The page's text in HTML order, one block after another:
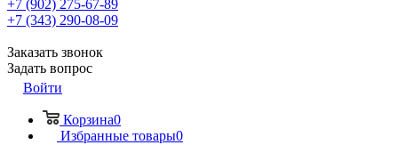
+7 (902) 275-67-89
+7 (343) 290-08-09
Заказать звонок
Задать вопрос
Войти
Корзина0
Избранные товары0